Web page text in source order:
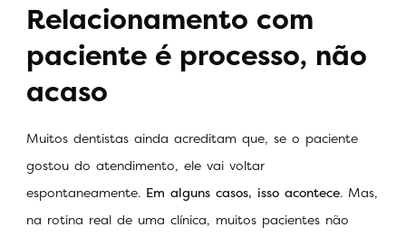
Relacionamento com
paciente é processo, não
acaso
Muitos dentistas ainda acreditam que, se o paciente
gostou do atendimento, ele vai voltar
espontaneamente. Em alguns casos, isso acontece. Mas,
na rotina real de uma clínica, muitos pacientes não